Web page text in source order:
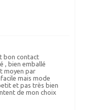
bon contact
, bien emballé
moyen par
mais mode
et pas très bien
de mon choix